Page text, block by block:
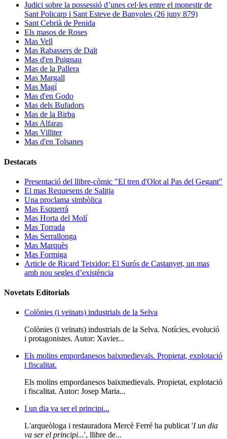
Judici sobre la possessió d’unes cel·les entre el monestir de
Sant Policarp i Sant Esteve de Banyoles (26 juny 879)
Sant Cebrià de Penida
Els masos de Roses
Mas Vell
Mas Rabassers de Dalt
Mas d'en Puignau
Mas de la Pallera
Mas Margall
Mas Magí
Mas d'en Godo
Mas dels Bufadors
Mas de la Birba
Mas Alfaras
Mas Villiter
Mas d'en Tolsanes
Destacats
Presentació del llibre-còmic "El tren d'Olot al Pas del Gegant"
El mas Requesens de Salitja
Una proclama simbòlica
Mas Esquerrà
Mas Horta del Molí
Mas Torrada
Mas Serrallonga
Mas Marquès
Mas Formiga
Article de Ricard Teixidor: El Surós de Castanyet, un mas
amb nou segles d’existència
Novetats Editorials
Colònies (i veïnats) industrials de la Selva
Colònies (i veïnats) industrials de la Selva. Notícies, evolució
i protagonistes. Autor: Xavier...
Els molins empordanesos baixmedievals. Propietat, explotació
i fiscalitat.
Els molins empordanesos baixmedievals. Propietat, explotació
i fiscalitat. Autor: Josep Maria...
I un dia va ser el principi...
L'arqueòloga i restauradora Mercè Ferré ha publicat 'I un dia
va ser el principi...', llibre de...